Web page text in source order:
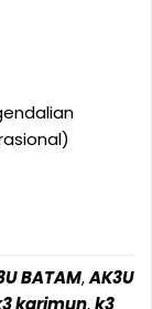
BATAM,AK3U
karimun,k3